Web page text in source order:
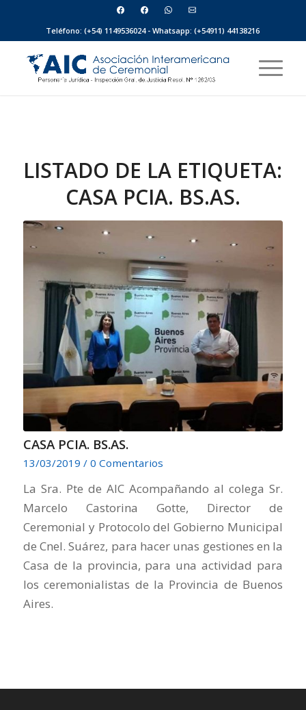
Teléfono: (+54) 1149536024 - Whatsapp: (+54911) 44138216
LISTADO DE LA ETIQUETA:
CASA PCIA. BS.AS.
CASA PCIA. BS.AS.
13/03/2019 / 0 Comentarios
La Sra. Pte de AIC Acompañando al colega Sr.
Marcelo Castorina Gotte, Director de
Ceremonial y Protocolo del Gobierno Municipal
de Cnel. Suárez, para hacer unas gestiones en la
Casa de la provincia, para una actividad para
los ceremonialistas de la Provincia de Buenos
Aires.